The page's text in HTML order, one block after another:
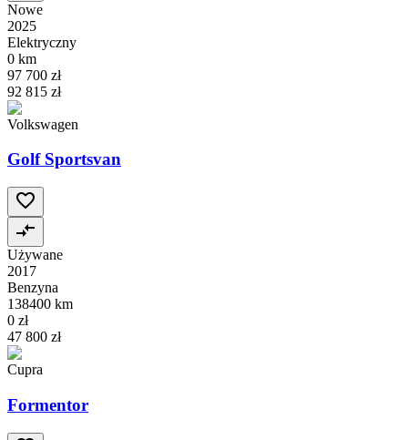
Nowe
2025
Elektryczny
0 km
97 700 zł
92 815 zł
Volkswagen
Golf Sportsvan
Używane
2017
Benzyna
138400 km
0 zł
47 800 zł
Cupra
Formentor